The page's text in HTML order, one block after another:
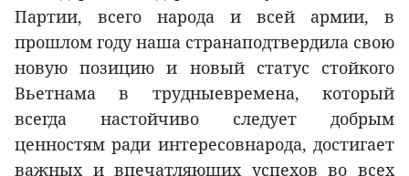
Партии, всего народа и всей армии, в
прошлом году наша странаподтвердила свою
новую позицию и новый статус стойкого
Вьетнама в трудныевремена, который
всегда настойчиво следует добрым
ценностям ради интересовнарода, достигает
важных и впечатляющих успехов во всех